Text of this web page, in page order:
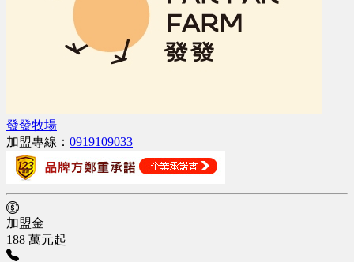
發發牧場
加盟專線： 0919109033
加盟金
188 萬元起